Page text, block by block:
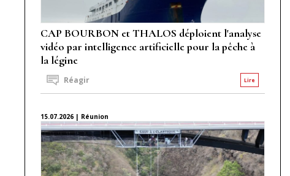
CAP BOURBON et THALOS déploient l'analyse
vidéo par intelligence artificielle pour la pêche à
la légine
Lire
Réagir
15.07.2026 | Réunion